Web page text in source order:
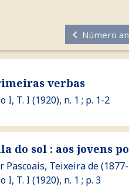
keyboard_arrow_left Número
verbas
I, T. I (1920), n. 1 ; p. 1-2
: aos jovens poetas galegos
do sol : aos jovens
Pascoais, Teixeira de
I, T. I (1920), n. 1 ; p. 3